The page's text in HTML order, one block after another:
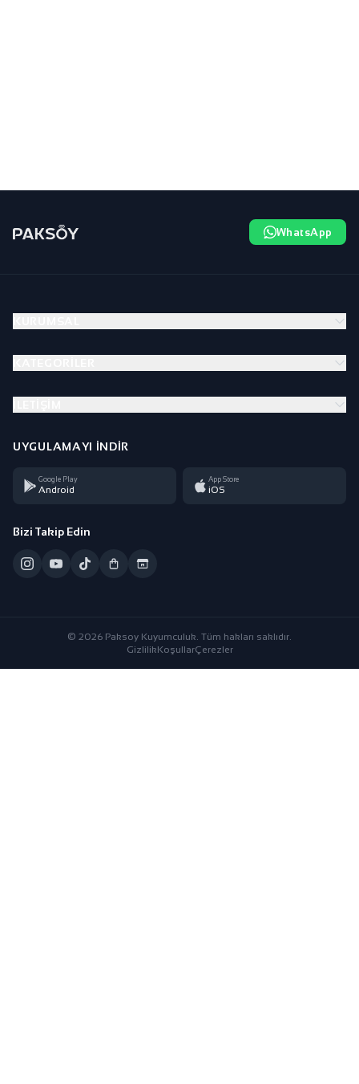
WhatsApp
UYGULAMAYI İNDIR
Google Play
Android
App Store
iOS
Bizi Takip Edin
© 2026 Paksoy Kuyumculuk. Tüm hakları saklıdır.
GizlilikKoşullarÇerezler